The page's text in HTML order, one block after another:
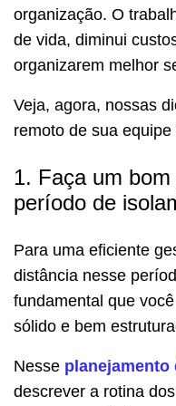
organização. O
de vida, diminui
organizarem melhor
Veja, agora, nossas
remoto de sua equipe
1. Faça um
período de
Para uma eficiente
distância nesse
fundamental que
sólido e bem
Nesse planejamento
descrever a rotina